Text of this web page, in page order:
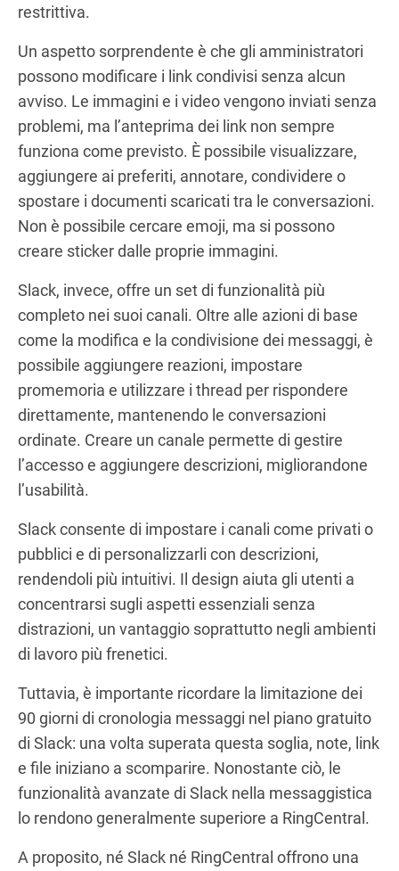
restrittiva.
Un aspetto sorprendente è che gli amministratori
possono modificare i link condivisi senza alcun
avviso. Le immagini e i video vengono inviati senza
problemi, ma l’anteprima dei link non sempre
funziona come previsto. È possibile visualizzare,
aggiungere ai preferiti, annotare, condividere o
spostare i documenti scaricati tra le conversazioni.
Non è possibile cercare emoji, ma si possono
creare sticker dalle proprie immagini.
Slack, invece, offre un set di funzionalità più
completo nei suoi canali. Oltre alle azioni di base
come la modifica e la condivisione dei messaggi, è
possibile aggiungere reazioni, impostare
promemoria e utilizzare i thread per rispondere
direttamente, mantenendo le conversazioni
ordinate. Creare un canale permette di gestire
l’accesso e aggiungere descrizioni, migliorandone
l’usabilità.
Slack consente di impostare i canali come privati o
pubblici e di personalizzarli con descrizioni,
rendendoli più intuitivi. Il design aiuta gli utenti a
concentrarsi sugli aspetti essenziali senza
distrazioni, un vantaggio soprattutto negli ambienti
di lavoro più frenetici.
Tuttavia, è importante ricordare la limitazione dei
90 giorni di cronologia messaggi nel piano gratuito
di Slack: una volta superata questa soglia, note, link
e file iniziano a scomparire. Nonostante ciò, le
funzionalità avanzate di Slack nella messaggistica
lo rendono generalmente superiore a RingCentral.
A proposito, né Slack né RingCentral offrono una